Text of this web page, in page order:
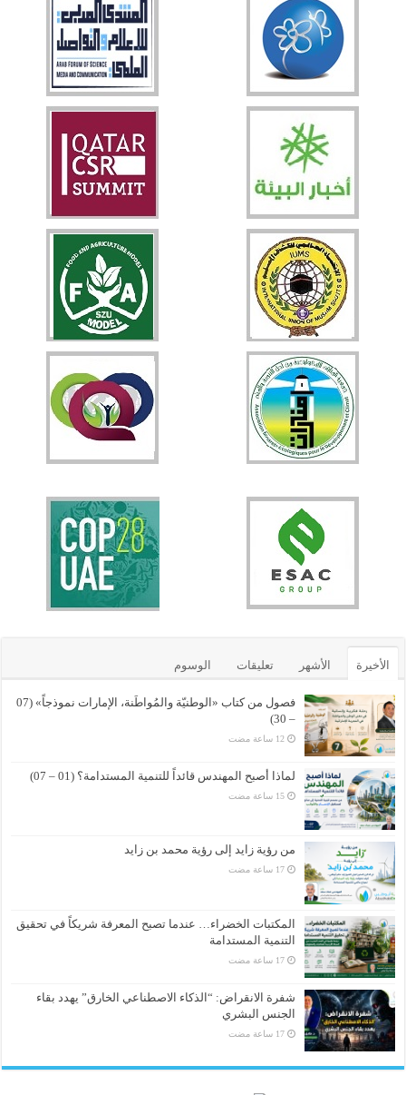
الأخيرة الأشهر تعليقات الوسوم
فصول من كتاب «الوطنيّة والمُواطَنة، الإمارات نموذجاً» (07
– 30)
لماذا أصبح المهندس قائداً للتنمية المستدامة؟ (01 – 07)
من رؤية زايد إلى رؤية محمد بن زايد
المكتبات الخضراء… عندما تصبح المعرفة شريكاً في تحقيق
التنمية المستدامة
شفرة الانقراض: “الذكاء الاصطناعي الخارق” يهدد بقاء
الجنس البشري